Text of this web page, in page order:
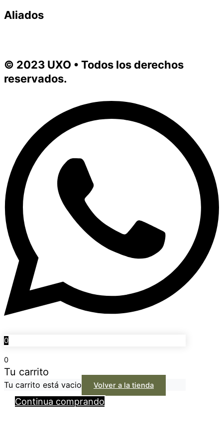
Aliados
© 2023 UXO • Todos los derechos
reservados.
0
0
Tu carrito
Tu carrito está vacio Volver a la tienda
Continua comprando